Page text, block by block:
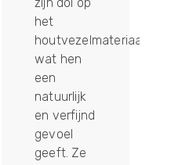
het
houtvezelmateriaal,
wat hen
een
natuurlijk
en verfijnd
gevoel
geeft. Ze